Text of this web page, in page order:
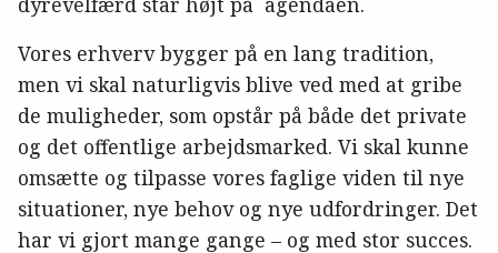
Vores erhverv bygger på en lang tradition,
men vi skal naturligvis blive ved med at gribe
de muligheder, som opstår på både det private
og det offentlige arbejdsmarked. Vi skal kunne
omsætte og tilpasse vores faglige viden til nye
situationer, nye behov og nye udfordringer. Det
har vi gjort mange gange – og med stor succes.